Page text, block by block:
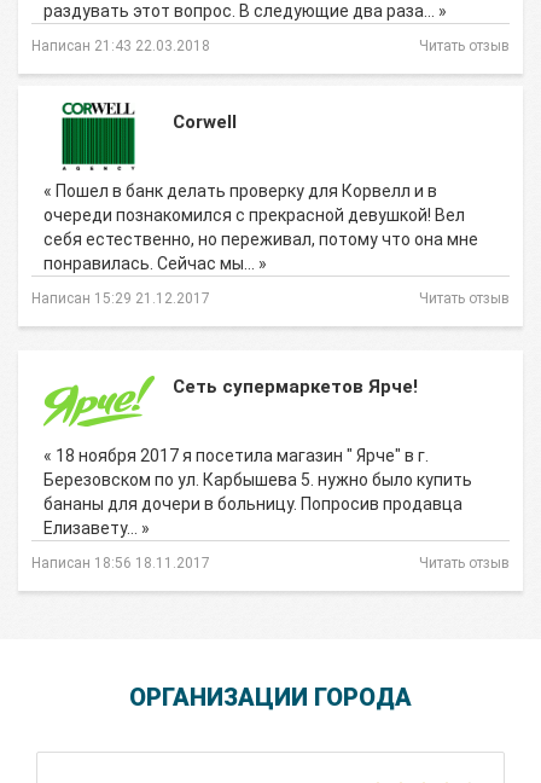
раздувать этот вопрос. В следующие два раза… »
Написан 21:43 22.03.2018 Читать отзыв
Corwell
« Пошел в банк делать проверку для Корвелл и в
очереди познакомился с прекрасной девушкой! Вел
себя естественно, но переживал, потому что она мне
понравилась. Сейчас мы… »
Написан 15:29 21.12.2017 Читать отзыв
Сеть супермаркетов Ярче!
« 18 ноября 2017 я посетила магазин " Ярче" в г.
Березовском по ул. Карбышева 5. нужно было купить
бананы для дочери в больницу. Попросив продавца
Елизавету… »
Написан 18:56 18.11.2017 Читать отзыв
ОРГАНИЗАЦИИ ГОРОДА